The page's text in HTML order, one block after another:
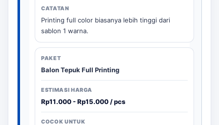
Printing full color biasanya lebih tinggi dari
sablon 1 warna.
Balon Tepuk Full Printing
Rp11.000 - Rp15.000 / pcs